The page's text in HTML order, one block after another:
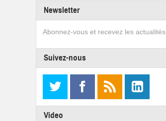
Newsletter
Abonnez-vous et recevez les actualités
Suivez-nous
Video